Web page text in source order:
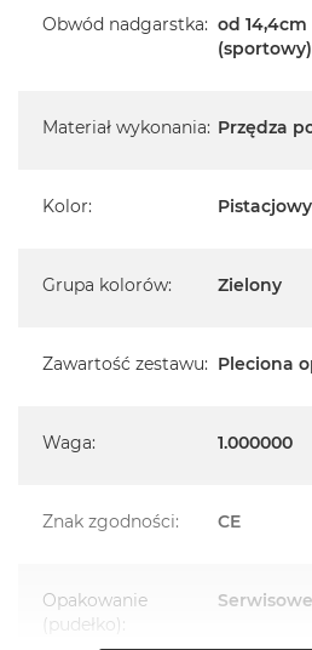
Obwód nadgarstka: od 14,4cm
(sportowy)
Materiał wykonania: Przędza
Kolor: Pistacjowy
Grupa kolorów: Zielony
Zawartość zestawu: Pleciona
Waga: 1.000000
Znak zgodności: CE
Opakowanie
(pudełko):
Serwisowe